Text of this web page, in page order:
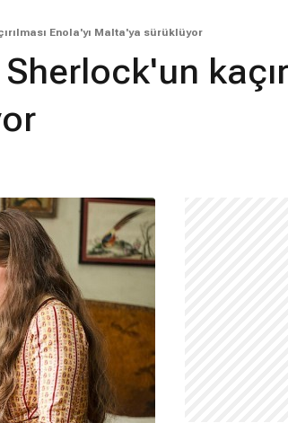
Enola'yı Malta'ya sürüklüyor